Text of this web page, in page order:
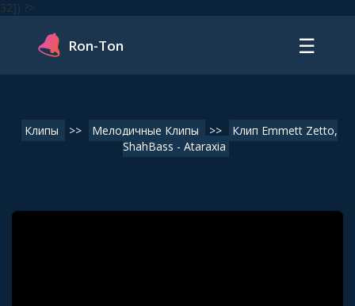
32]) ?>
Ron-Ton ☰
Клипы >> Мелодичные Клипы >>
Клип Emmett Zetto,
ShahBass - Ataraxia